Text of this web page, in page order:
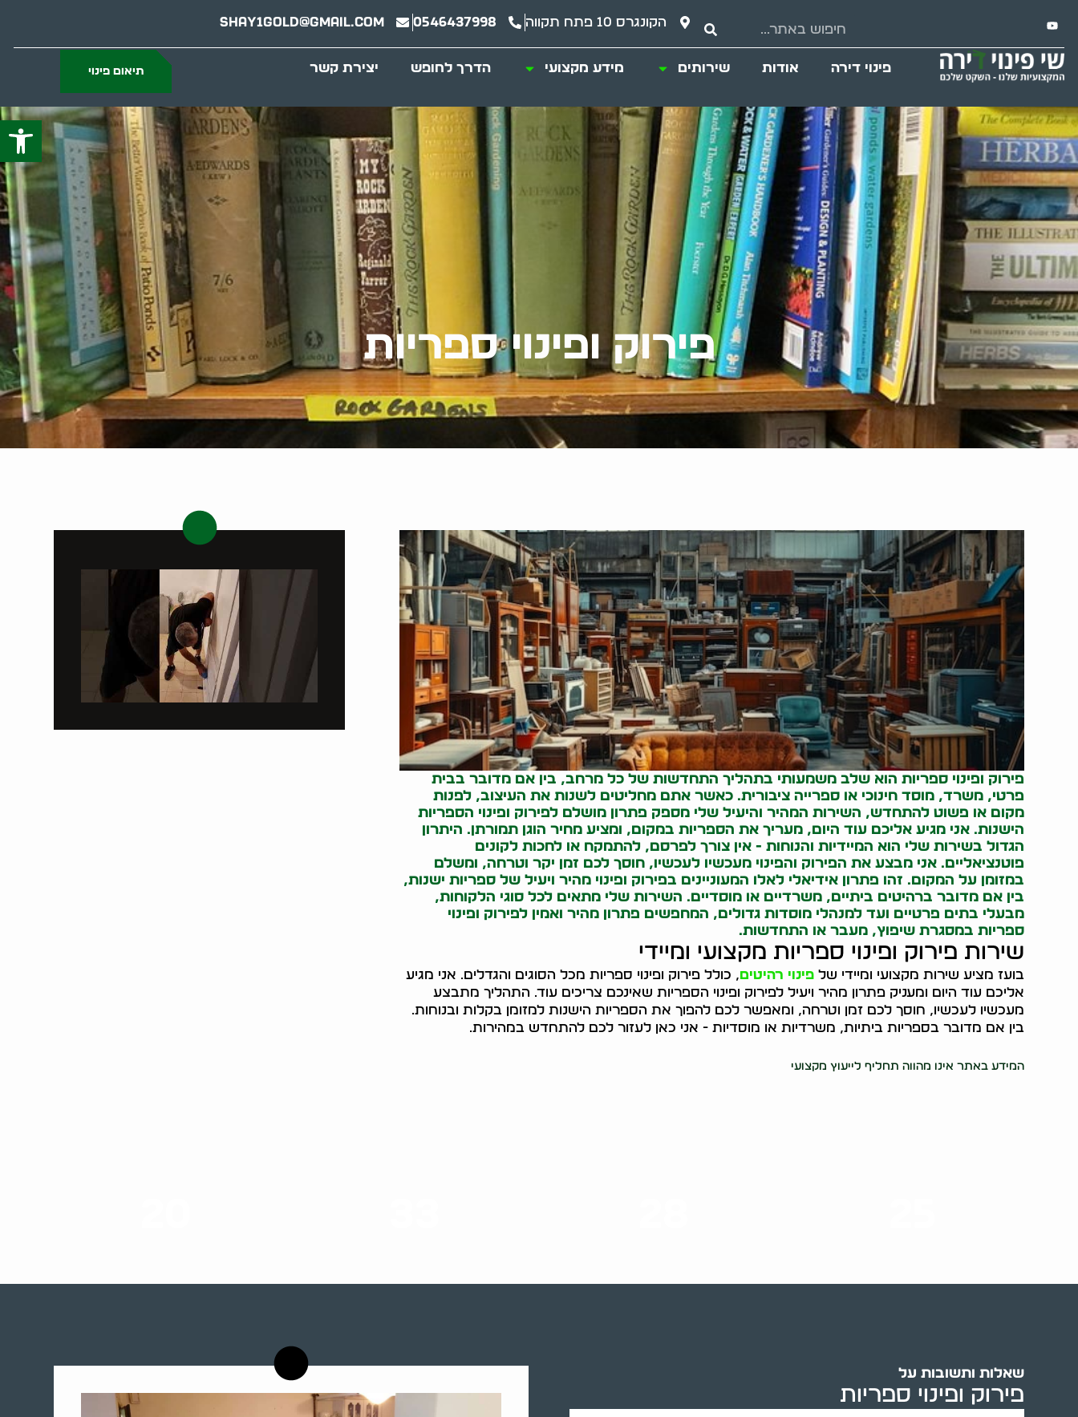
פתח
הקונגרס 10 פתח תקווה 0546437998
Shay1gold@gmail.com
פינוי דירה אודות שירותים מידע מקצועי הדרך לחופש יצירת קשר תיאום פינוי
פירוק ופינוי ספריות
פירוק ופינוי ספריות הוא שלב משמעותי בתהליך התחדשות של כל מרחב, בין אם מדובר בבית
פרטי, משרד, מוסד חינוכי או ספרייה ציבורית. כאשר אתם מחליטים לשנות את העיצוב, לפנות
מקום או פשוט להתחדש, השירות המהיר והיעיל שלי מספק פתרון מושלם לפירוק ופינוי הספריות
הישנות. אני מגיע אליכם עוד היום, מעריך את הספריות במקום, ומציע מחיר הוגן תמורתן. היתרון
הגדול בשירות שלי הוא המיידיות והנוחות - אין צורך לפרסם, להתמקח או לחכות לקונים
פוטנציאליים. אני מבצע את הפירוק והפינוי מעכשיו לעכשיו, חוסך לכם זמן יקר וטרחה, ומשלם
במזומן על המקום. זהו פתרון אידיאלי לאלו המעוניינים בפירוק ופינוי מהיר ויעיל של ספריות ישנות,
בין אם מדובר ברהיטים ביתיים, משרדיים או מוסדיים. השירות שלי מתאים לכל סוגי הלקוחות,
מבעלי בתים פרטיים ועד למנהלי מוסדות גדולים, המחפשים פתרון מהיר ואמין לפירוק ופינוי
ספריות במסגרת שיפוץ, מעבר או התחדשות.
שירות פירוק ופינוי ספריות מקצועי ומיידי
בועז מציע שירות מקצועי ומיידי שלפינוי רהיטים, כולל פירוק ופינוי ספריות מכל הסוגים והגדלים. אני מגיע
אליכם עוד היום ומעניק פתרון מהיר ויעיל לפירוק ופינוי הספריות שאינכם צריכים עוד. התהליך מתבצע
מעכשיו לעכשיו, חוסך לכם זמן וטרחה, ומאפשר לכם להפוך את הספריות הישנות למזומן בקלות ובנוחות.
בין אם מדובר בספריות ביתיות, משרדיות או מוסדיות - אני כאן לעזור לכם להתחדש במהירות.
המידע באתר אינו מהווה תחליף לייעוץ מקצועי
שאלות ותשובות על
פירוק ופינוי ספריות